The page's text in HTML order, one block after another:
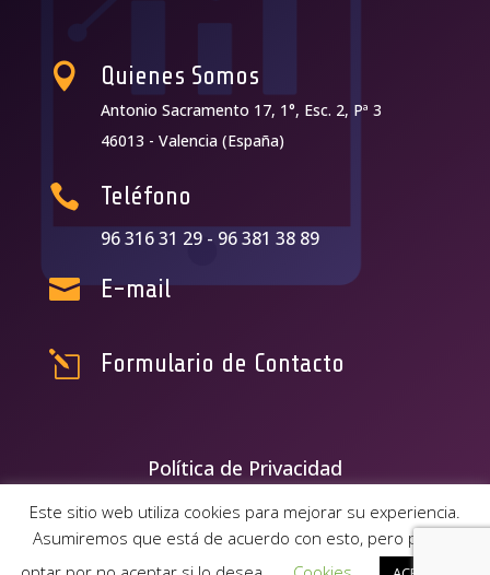
 Quienes Somos
Antonio Sacramento 17, 1°, Esc. 2, Pª 3
46013 - Valencia (España)
 Teléfono
96 316 31 29 - 96 381 38 89
 E-mail
l Formulario de Contacto
Política de Privacidad
Este sitio web utiliza cookies para mejorar su experiencia.
Asumiremos que está de acuerdo con esto, pero puede